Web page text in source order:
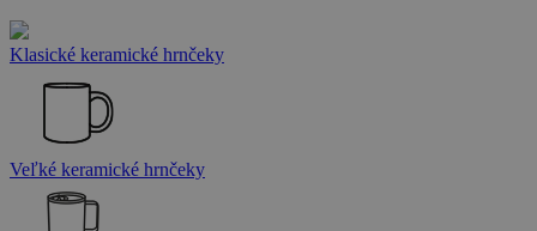
Klasické keramické hrnčeky
Veľké keramické hrnčeky